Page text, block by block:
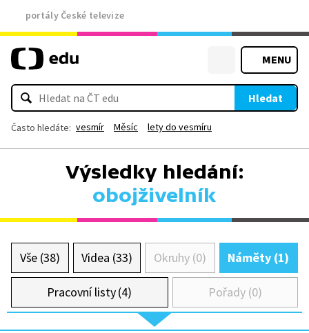
portály České televize
MENU
Hledat
Často hledáte: vesmír Měsíc lety do vesmíru
Výsledky hledání:
obojživelník
Vše (38) Videa (33) Okruhy (0) Náměty (1)
Pracovní listy (4) Pořady (0)